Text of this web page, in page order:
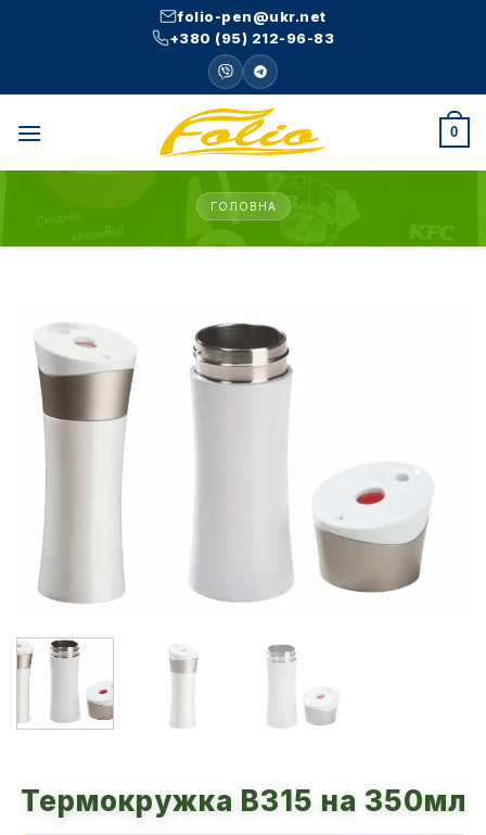
folio-pen@ukr.net
+380 (95) 212-96-83
0
ГОЛОВНА
Термокружка B315 на 350мл